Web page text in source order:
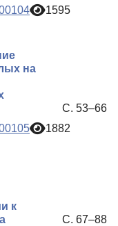
1595
на
С. 53–66
1882
к
С. 67–88